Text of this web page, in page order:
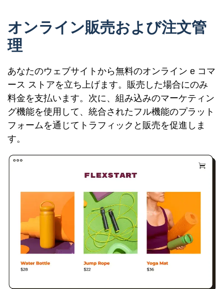
オンライン販売および注文管
理
あなたのウェブサイトから無料のオンライン e コマ
ース ストアを立ち上げます。販売した場合にのみ
料金を支払います。次に、組み込みのマーケティン
グ機能を使用して、統合されたフル機能のプラット
フォームを通じてトラフィックと販売を促進しま
す。